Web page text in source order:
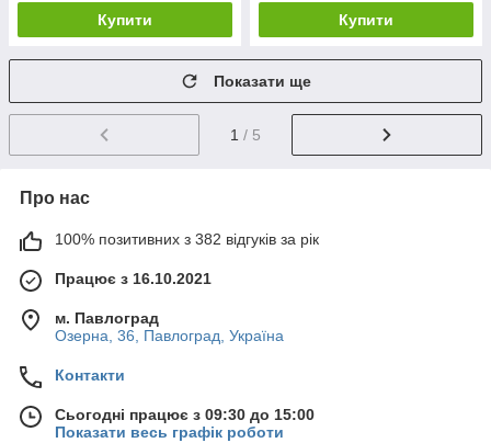
Купити Купити
Показати ще
1 / 5
Про нас
100% позитивних з 382 відгуків за рік
Працює з 16.10.2021
м. Павлоград
Озерна, 36, Павлоград, Україна
Контакти
Сьогодні працює з 09:30 до 15:00
Показати весь графік роботи